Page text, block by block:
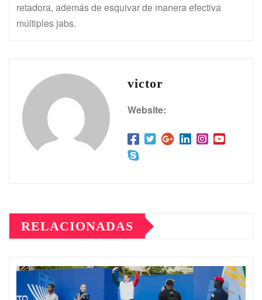
retadora, además de esquivar de manera efectiva
múltiples jabs.
victor
Website:
RELACIONADAS